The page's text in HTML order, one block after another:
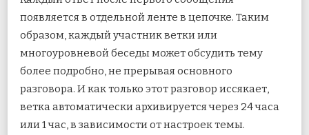
появляется в отдельной ленте в цепочке. Таким
образом, каждый участник ветки или
многоуровневой беседы может обсудить тему
более подробно, не прерывая основного
разговора. И как только этот разговор иссякает,
ветка автоматически архивируется через 24 часа
или 1 час, в зависимости от настроек темы.